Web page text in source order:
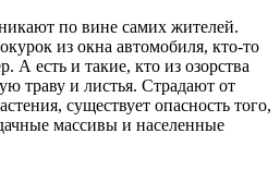
по вине самих жителей.
из окна автомобиля, кто-то
А есть и такие, кто из озорства
траву и листья. Страдают от
существует опасность того,
массивы и населенные